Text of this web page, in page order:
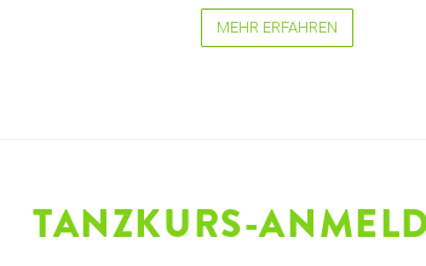
MEHR ERFAHREN
TANZKURS-